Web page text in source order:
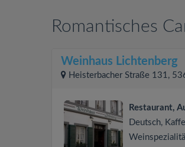
Romantisches
Weinhaus Lichtenberg
Heisterbacher Straße 131,
Restaurant,
Deutsch,